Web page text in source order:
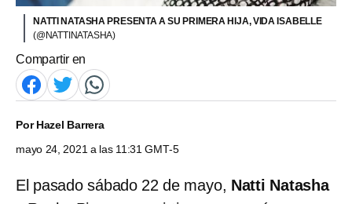
NATTI NATASHA PRESENTA A SU PRIMERA HIJA, VIDA ISABELLE
(@NATTINATASHA)
Compartir en
PorHazel Barrera
mayo 24, 2021 a las 11:31 GMT-5
El pasado sábado 22 de mayo, Natti Natasha